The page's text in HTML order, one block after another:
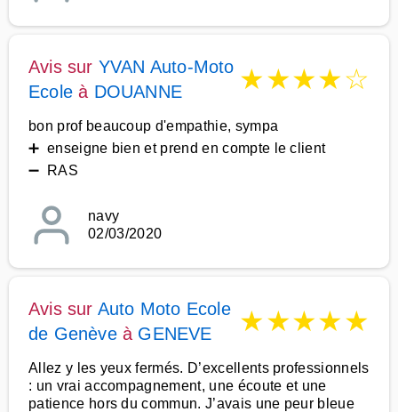
Avis sur YVAN Auto-Moto
Ecole à DOUANNE ★★★★☆
bon prof beaucoup d'empathie, sympa
➕ enseigne bien et prend en compte le client
➖ RAS
navy
02/03/2020
Avis sur Auto Moto Ecole
de Genèveà GENEVE ★★★★★
Allez y les yeux fermés. D’excellents professionnels
: un vrai accompagnement, une écoute et une
patience hors du commun. J’avais une peur bleue